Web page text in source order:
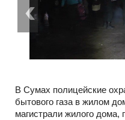
В Сумах полицейские
бытового газа в жилом
магистрали жилого дома,